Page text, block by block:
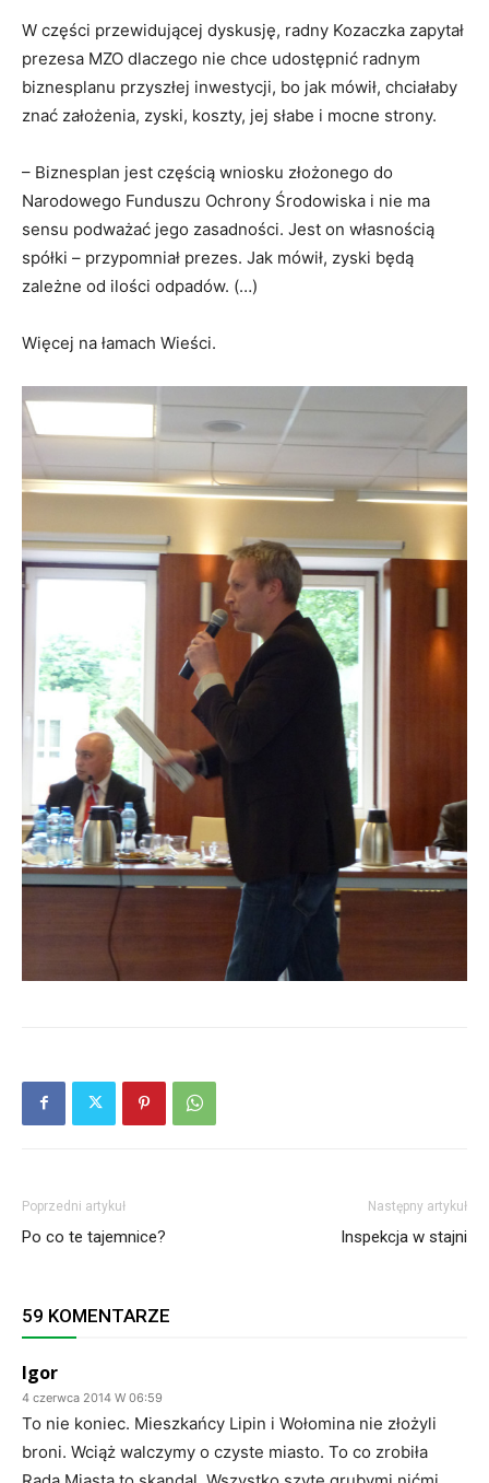
W części przewidującej dyskusję, radny Kozaczka zapytał
prezesa MZO dlaczego nie chce udostępnić radnym
biznesplanu przyszłej inwestycji, bo jak mówił, chciałaby
znać założenia, zyski, koszty, jej słabe i mocne strony.
– Biznesplan jest częścią wniosku złożonego do
Narodowego Funduszu Ochrony Środowiska i nie ma
sensu podważać jego zasadności. Jest on własnością
spółki – przypomniał prezes. Jak mówił, zyski będą
zależne od ilości odpadów. (…)
Więcej na łamach Wieści.
Poprzedni artykuł
Po co te tajemnice?
Następny artykuł
Inspekcja w stajni
59 KOMENTARZE
Igor
4 czerwca 2014 W 06:59
To nie koniec. Mieszkańcy Lipin i Wołomina nie złożyli
broni. Wciąż walczymy o czyste miasto. To co zrobiła